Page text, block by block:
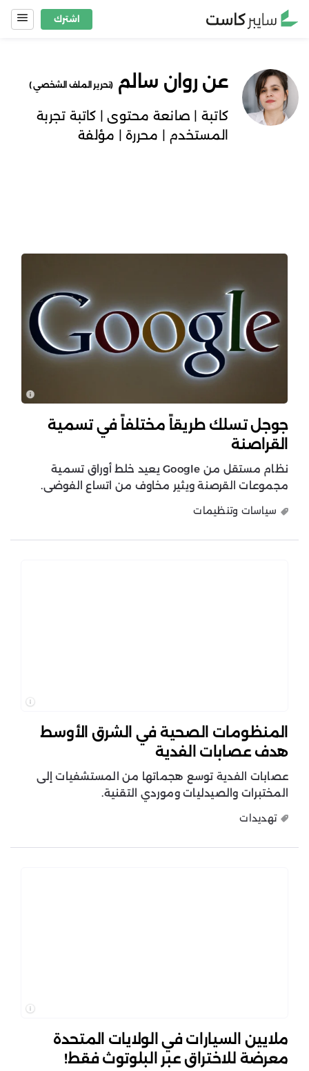
Skip
اشترك
عن روان سالم (تحرير الملف الشخصي)
كاتبة | صانعة محتوى | كاتبة تجربة
المستخدم | محررة | مؤلفة
جوجل تسلك طريقاً مختلفاً في تسمية
القراصنة
نظام مستقل من Google يعيد خلط أوراق تسمية
مجموعات القرصنة ويثير مخاوف من اتساع الفوضى.
سياسات وتنظيمات
المنظومات الصحية في الشرق الأوسط
هدف عصابات الفدية
عصابات الفدية توسع هجماتها من المستشفيات إلى
المختبرات والصيدليات وموردي التقنية.
تهديدات
ملايين السيارات في الولايات المتحدة
معرضة للاختراق عبر البلوتوث فقط!